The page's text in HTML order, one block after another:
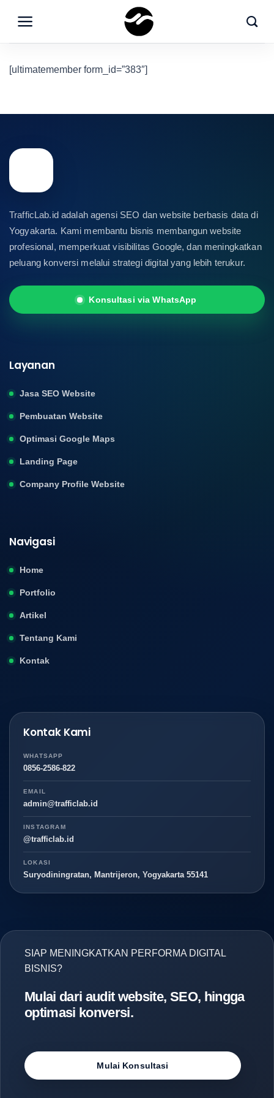
[ultimatemember form_id=”383″]
TrafficLab.id adalah agensi SEO dan website berbasis data di
Yogyakarta. Kami membantu bisnis membangun website
profesional, memperkuat visibilitas Google, dan meningkatkan
peluang konversi melalui strategi digital yang lebih terukur.
Konsultasi via WhatsApp
Layanan
Jasa SEO Website
Pembuatan Website
Optimasi Google Maps
Landing Page
Company Profile Website
Navigasi
Home
Portfolio
Artikel
Tentang Kami
Kontak
Kontak Kami
WHATSAPP
0856-2586-822
EMAIL
admin@trafficlab.id
INSTAGRAM
@trafficlab.id
LOKASI
Suryodiningratan, Mantrijeron, Yogyakarta 55141
SIAP MENINGKATKAN PERFORMA DIGITAL
BISNIS?
Mulai dari audit website, SEO, hingga
optimasi konversi.
Mulai Konsultasi